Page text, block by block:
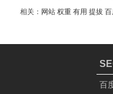
相关： 网站 权重 有用 提拔
百